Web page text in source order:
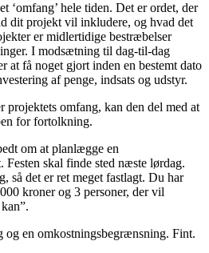
‘omfang’ hele tiden. Det er ordet, der
dit projekt vil inkludere, og hvad det
er midlertidige bestræbelser
I modsætning til dag-til-dag
at få noget gjort inden en bestemt dato
af penge, indsats og udstyr.
projektets omfang, kan den del med at
for fortolkning.
om at planlægge en
Festen skal finde sted næste lørdag.
så det er ret meget fastlagt. Du har
kroner og 3 personer, der vil
og en omkostningsbegrænsning. Fint.